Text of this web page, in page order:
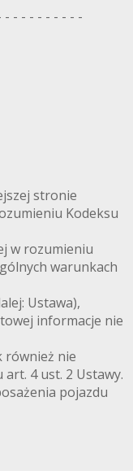
- - - - - - - - - -
stronie
Kodeksu
w rozumieniu
warunkach
Ustawa),
informacje nie
również nie
4 ust. 2 Ustawy.
pojazdu